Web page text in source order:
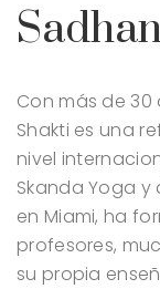
Con más de
Shakti es una
nivel
Skanda Yoga
en Miami, ha
profesores,
su propia